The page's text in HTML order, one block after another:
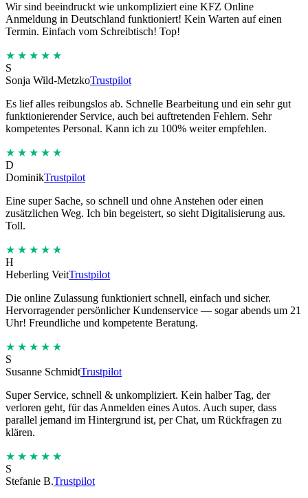
Wir sind beeindruckt wie unkompliziert eine KFZ Online
Anmeldung in Deutschland funktioniert! Kein Warten auf einen
Termin. Einfach vom Schreibtisch! Top!
★★★★★
S
Sonja Wild-MetzkoTrustpilot
Es lief alles reibungslos ab. Schnelle Bearbeitung und ein sehr gut
funktionierender Service, auch bei auftretenden Fehlern. Sehr
kompetentes Personal. Kann ich zu 100% weiter empfehlen.
★★★★★
D
DominikTrustpilot
Eine super Sache, so schnell und ohne Anstehen oder einen
zusätzlichen Weg. Ich bin begeistert, so sieht Digitalisierung aus.
Toll.
★★★★★
H
Heberling VeitTrustpilot
Die online Zulassung funktioniert schnell, einfach und sicher.
Hervorragender persönlicher Kundenservice — sogar abends um 21
Uhr! Freundliche und kompetente Beratung.
★★★★★
S
Susanne SchmidtTrustpilot
Super Service, schnell & unkompliziert. Kein halber Tag, der
verloren geht, für das Anmelden eines Autos. Auch super, dass
parallel jemand im Hintergrund ist, per Chat, um Rückfragen zu
klären.
★★★★★
S
Stefanie B.Trustpilot